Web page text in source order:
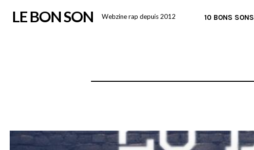
LE BON SON Webzine rap depuis 2012 10 BONS SONS